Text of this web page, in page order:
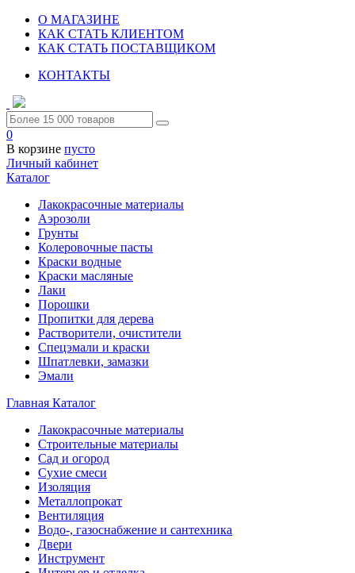
О МАГАЗИНЕ
КАК СТАТЬ КЛИЕНТОМ
КАК СТАТЬ ПОСТАВЩИКОМ
КОНТАКТЫ
0
В корзине пусто
Личный кабинет
Каталог
Лакокрасочные материалы
Аэрозоли
Грунты
Колеровочные пасты
Краски водные
Краски масляные
Лаки
Порошки
Пропитки для дерева
Растворители, очистители
Спецэмали и краски
Шпатлевки, замазки
Эмали
Главная Каталог
Лакокрасочные материалы
Строительные материалы
Сад и огород
Сухие смеси
Изоляция
Металлопрокат
Вентиляция
Водо-, газоснабжение и сантехника
Двери
Инструмент